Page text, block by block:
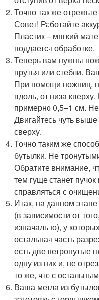
Точно так же
​Совет! Работайте
Пластик – мягкий
поддается обработке.
Теперь вам нужны
прутья или стебли.
При помощи ножниц,
вдоль, от низа
примерно 0,5–1 см.
Двигайтесь чуть
сверху.
Точно таким же
бутылки. Не
Обратите внимание,
тем гуще станет
справляться с
Итак, на данном этапе
(в зависимости от
изначально), у
остальная часть
есть две нетронутые
одну из них и, не
то же, что с
Ваша метла из